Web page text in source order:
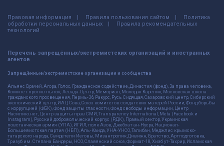
Правовая информация Правила пользования сайтом
Политика
обработки персональных данных
Правила рекомендательных
технологий
Перечень запрещённых/экстремистских организаций и иностранных
агентов
Запрещённые/экстремистские организации и сообщества
Альянс Врачей, Агора, Голос, Гражданское содействие, Династия (фонд), За права человека,
Комитет против пыток, Левада-Центр, Мемориал, Молодая Карелия, Московская школа
гражданского просвещения, Пермь-36, Ракурс, Русь Сидящая, Сахаровский центр, Сибирский
экологический центр, ИАЦ Сова, Союз комитетов солдатских матерей России, Фонд борьбы
с коррупцией (ФБК), Фонд защиты гласности, Фонд свободы информации, Центр
Насилию.нет, Центр защиты прав СМИ, Transparency International, Meta (Facebook и
Instagram), Русский добровольческий корпус (РДК), Правый сектор, Украинская
повстанческая армия (УПА), ИГИЛ, полк Азов, Джебхат ан-Нусра, Национал-
Большевистская партия (НБП), Аль-Каида, УНА-УНСО, Талибан, Меджлис крымско-
татарского народа, Свидетели Иеговы, Мизантропик Дивижн, Братство, Артподготовка,
Тризуб им. Степана Бандеры, НСО, Славянский союз, Формат-18, Хизб ут-Тахрир, Исламская